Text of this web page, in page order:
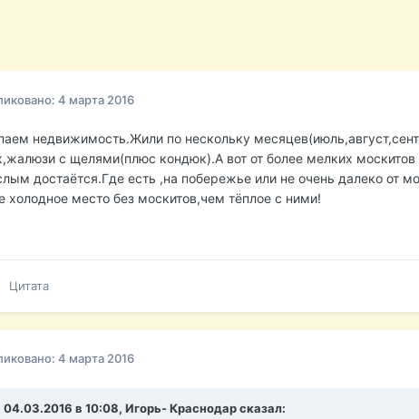
4 марта 2016
недвижимость.Жили по нескольку
с щелями(плюс кондюк).А вот от более мелких
достаётся.Где есть ,на побережье или не очень далеко от
холодное место без москитов,чем тёплое с ними!
Цитата
4 марта 2016
04.03.2016 в 10:08, Игорь- Краснодарсказал: